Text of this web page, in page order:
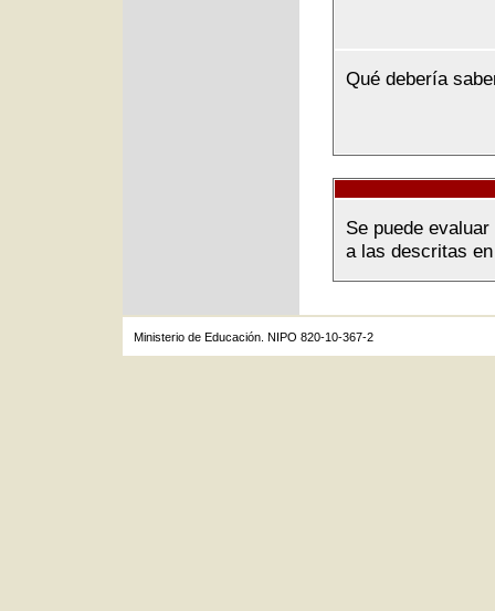
Qué debería
Se puede
a las descritas
Ministerio de Educación. NIPO 820-10-367-2